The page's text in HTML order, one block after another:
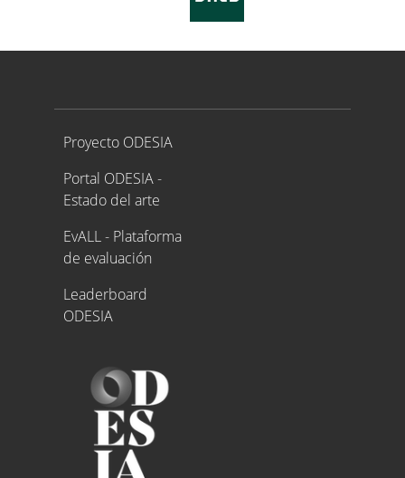
Proyecto ODESIA
Proyecto ODESIA
Portal ODESIA -
Estado del arte
EvALL - Plataforma
de evaluación
Leaderboard
ODESIA